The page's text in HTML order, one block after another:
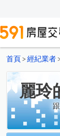
首頁 > 經紀業者
麗玲